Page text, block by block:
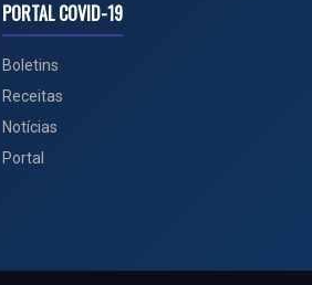
PORTAL COVID-19
Boletins
Receitas
Notícias
Portal